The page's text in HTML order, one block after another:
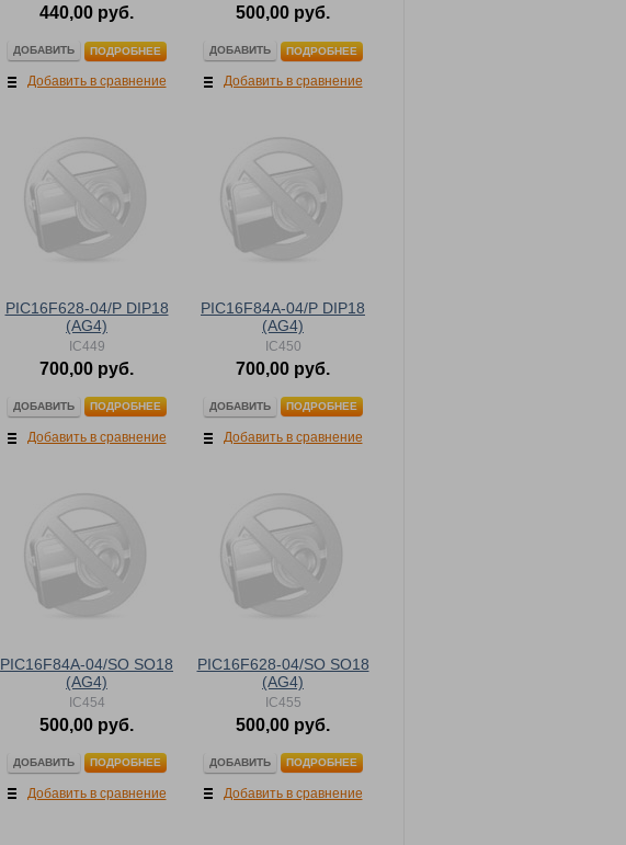
440,00 руб.
ДОБАВИТЬ ПОДРОБНЕЕ
Добавить в сравнение
500,00 руб.
ДОБАВИТЬ ПОДРОБНЕЕ
Добавить в сравнение
PIC16F628-04/P DIP18
(AG4)
IC449
700,00 руб.
ДОБАВИТЬ ПОДРОБНЕЕ
Добавить в сравнение
PIC16F84A-04/P DIP18
(AG4)
IC450
700,00 руб.
ДОБАВИТЬ ПОДРОБНЕЕ
Добавить в сравнение
PIC16F84A-04/SO SO18
(AG4)
IC454
500,00 руб.
ДОБАВИТЬ ПОДРОБНЕЕ
Добавить в сравнение
PIC16F628-04/SO SO18
(AG4)
IC455
500,00 руб.
ДОБАВИТЬ ПОДРОБНЕЕ
Добавить в сравнение